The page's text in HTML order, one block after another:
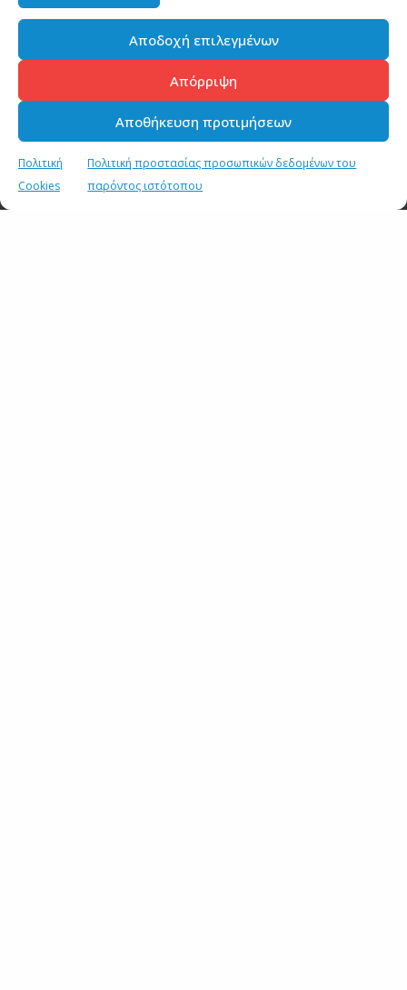
Αποδοχή επιλεγμένων
Απόρριψη
Αποθήκευση προτιμήσεων
Πολιτική
Cookies
Πολιτική προστασίας προσωπικών δεδομένων του
παρόντος ιστότοπου
Η ενημέρωση των πολιτικών συντακτών από τον
Υφυπουργό παρά τω Πρωθυπουργώ και Κυβερνητικό
Εκπρόσωπο Στέλιο Πέτσα και την Υπουργό Πολιτισμού και
Αθλητισμού κυρία Λίνα Μενδώνη (7-5-2020)
Μαδρίτη – Αφιέρωμα στα νησιά του Αργοσαρωνικού
21 ΑΥΓΟΥΣΤΟΥ 2019